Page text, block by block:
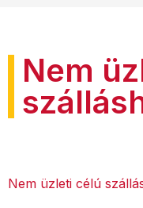
Nem
Nem üzleti célú